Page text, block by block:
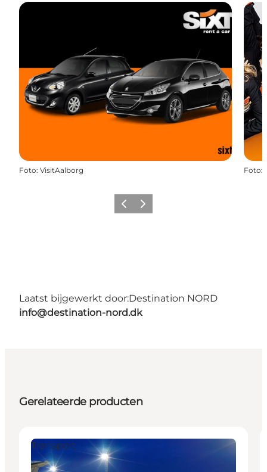
Foto: VisitAalborg Foto:
Vorige Volgende
Laatst bijgewerkt door:Destination NORD
info@destination-nord.dk
Gerelateerde producten
Transport